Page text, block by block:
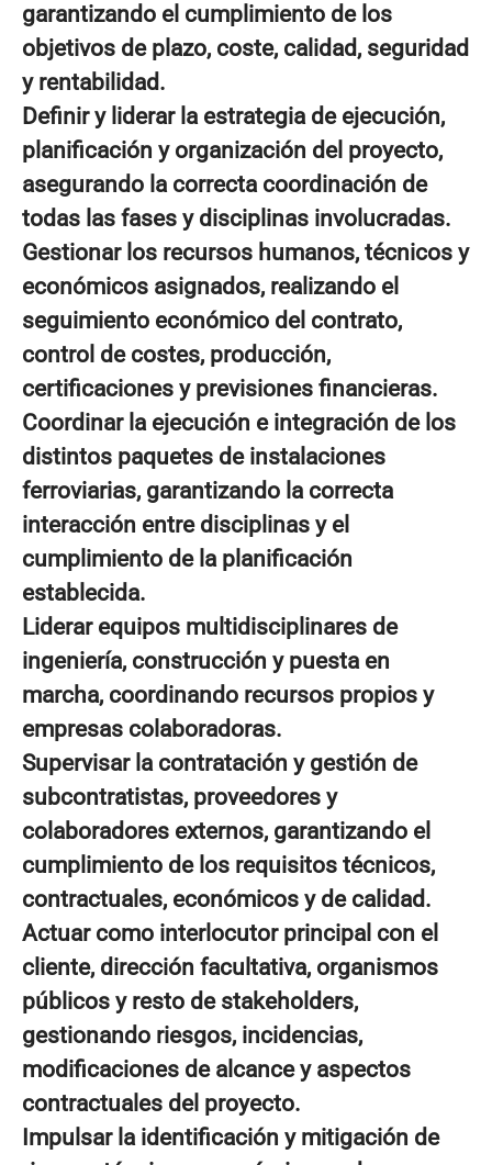
garantizando el cumplimiento de los
objetivos de plazo, coste, calidad, seguridad
y rentabilidad.
Definir y liderar la estrategia de ejecución,
planificación y organización del proyecto,
asegurando la correcta coordinación de
todas las fases y disciplinas involucradas.
Gestionar los recursos humanos, técnicos y
económicos asignados, realizando el
seguimiento económico del contrato,
control de costes, producción,
certificaciones y previsiones financieras.
Coordinar la ejecución e integración de los
distintos paquetes de instalaciones
ferroviarias, garantizando la correcta
interacción entre disciplinas y el
cumplimiento de la planificación
establecida.
Liderar equipos multidisciplinares de
ingeniería, construcción y puesta en
marcha, coordinando recursos propios y
empresas colaboradoras.
Supervisar la contratación y gestión de
subcontratistas, proveedores y
colaboradores externos, garantizando el
cumplimiento de los requisitos técnicos,
contractuales, económicos y de calidad.
Actuar como interlocutor principal con el
cliente, dirección facultativa, organismos
públicos y resto de stakeholders,
gestionando riesgos, incidencias,
modificaciones de alcance y aspectos
contractuales del proyecto.
Impulsar la identificación y mitigación de